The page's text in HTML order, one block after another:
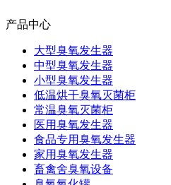
产品中心
大型臭氧发生器
中型臭氧发生器
小型臭氧发生器
低温烘干臭氧灭菌柜
常温臭氧灭菌柜
医用臭氧发生器
食品专用臭氧发生器
家用臭氧发生器
畜禽舍臭氧设备